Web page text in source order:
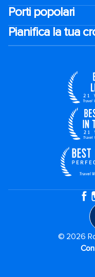
Porti popolari
Pianifica la tua
© 2026